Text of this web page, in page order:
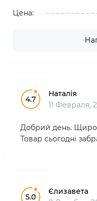
Цена:
4.7
Наталія
11 Февраля,
Добрий день. Щиро
Товар сьогодні
5.0
Єлизавета